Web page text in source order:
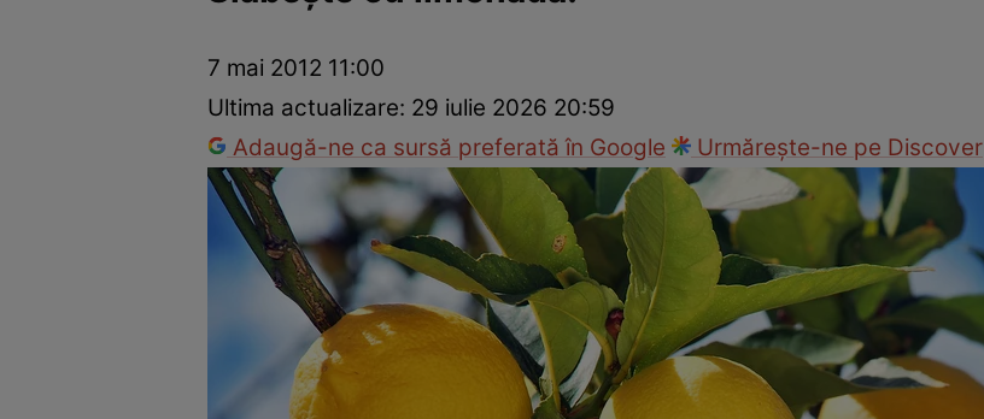
Dezvoltare personalăÎngrijire personală
7 mai 2012 11:00
Ultima actualizare: 29 iulie 2026 20:59
Adaugă-ne ca sursă preferată în Google
Urmărește-ne pe Discover